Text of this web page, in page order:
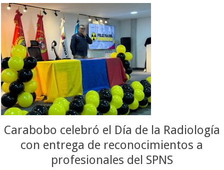
Carabobo celebró el Día de la Radiología
con entrega de reconocimientos a
profesionales del SPNS